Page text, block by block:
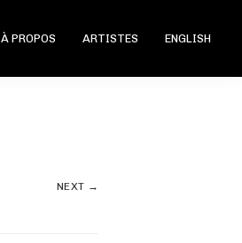
À PROPOS ARTISTES ENGLISH
NEXT →